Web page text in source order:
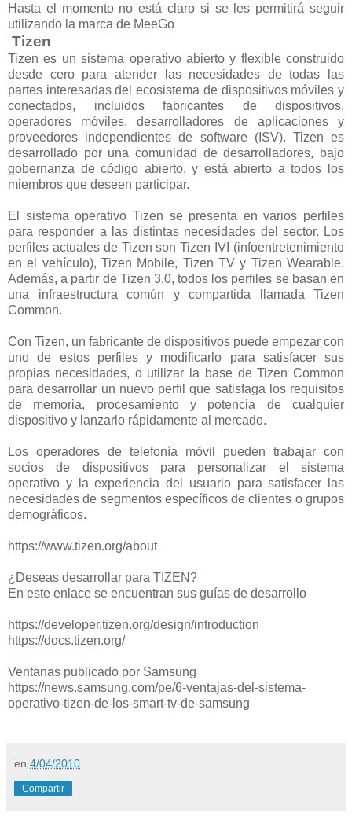
Hasta el momento no está claro si se les permitirá seguir
utilizando la marca de MeeGo
Tizen
Tizen es un sistema operativo abierto y flexible construido
desde cero para atender las necesidades de todas las
partes interesadas del ecosistema de dispositivos móviles y
conectados, incluidos fabricantes de dispositivos,
operadores móviles, desarrolladores de aplicaciones y
proveedores independientes de software (ISV). Tizen es
desarrollado por una comunidad de desarrolladores, bajo
gobernanza de código abierto, y está abierto a todos los
miembros que deseen participar.
El sistema operativo Tizen se presenta en varios perfiles
para responder a las distintas necesidades del sector. Los
perfiles actuales de Tizen son Tizen IVI (infoentretenimiento
en el vehículo), Tizen Mobile, Tizen TV y Tizen Wearable.
Además, a partir de Tizen 3.0, todos los perfiles se basan en
una infraestructura común y compartida llamada Tizen
Common.
Con Tizen, un fabricante de dispositivos puede empezar con
uno de estos perfiles y modificarlo para satisfacer sus
propias necesidades, o utilizar la base de Tizen Common
para desarrollar un nuevo perfil que satisfaga los requisitos
de memoria, procesamiento y potencia de cualquier
dispositivo y lanzarlo rápidamente al mercado.
Los operadores de telefonía móvil pueden trabajar con
socios de dispositivos para personalizar el sistema
operativo y la experiencia del usuario para satisfacer las
necesidades de segmentos específicos de clientes o grupos
demográficos.
https://www.tizen.org/about
¿Deseas desarrollar para TIZEN?
En este enlace se encuentran sus guías de desarrollo
https://developer.tizen.org/design/introduction
https://docs.tizen.org/
Ventanas publicado por Samsung
https://news.samsung.com/pe/6-ventajas-del-sistema-
operativo-tizen-de-los-smart-tv-de-samsung
en 4/04/2010
Compartir